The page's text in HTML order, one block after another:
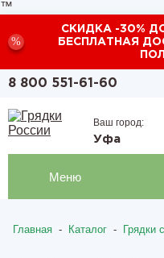
™
%
СКИДКА -30%
БЕСПЛАТНАЯ
8 800 551-61-60
Ваш город:
Уфа
Меню
Главная - Каталог - Грядки